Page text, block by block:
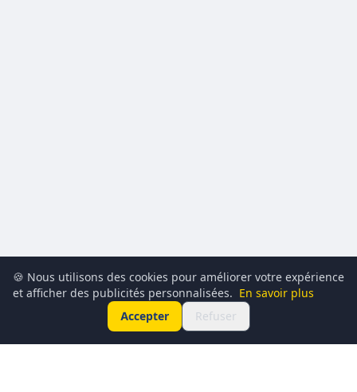
🍪 Nous utilisons des cookies pour améliorer votre expérience
et afficher des publicités personnalisées. En savoir plus
Accepter
Refuser